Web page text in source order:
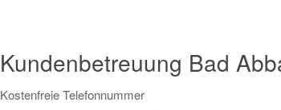
Kundenbetreuung Bad
Kostenfreie Telefonnummer